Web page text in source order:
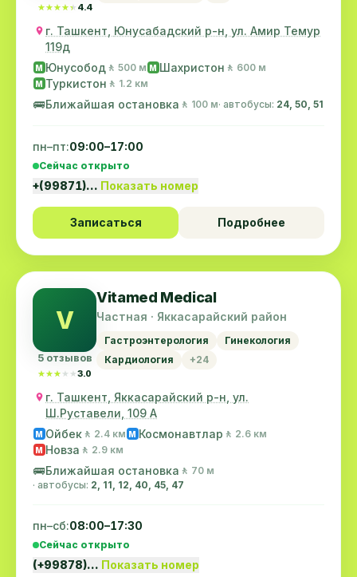
★★★★★
★★★★★ 4.4
г. Ташкент, Юнусабадский р-н, ул. Амир Темур
119д
M Юнусобод 🚶 500 м M Шахристон 🚶 600 м
M Туркистон 🚶 1.2 км
🚌Ближайшая остановка 🚶 100 м· автобусы: 24, 50, 51
пн–пт:09:00–17:00
Сейчас открыто
+(99871)… Показать номер
Записаться Подробнее
V
5 отзывов
★★★★★
★★★★★3.0
Vitamed Medical
Частная · Яккасарайский район
Гастроэнтерология
Гинекология
Кардиология
+24
г. Ташкент, Яккасарайский р-н, ул.
Ш.Руставели, 109 А
M Ойбек 🚶 2.4 км M Космонавтлар 🚶 2.6 км
M Новза 🚶 2.9 км
🚌Ближайшая остановка 🚶 70 м
· автобусы: 2, 11, 12, 40, 45, 47
пн–сб:08:00–17:30
Сейчас открыто
(+99878)… Показать номер